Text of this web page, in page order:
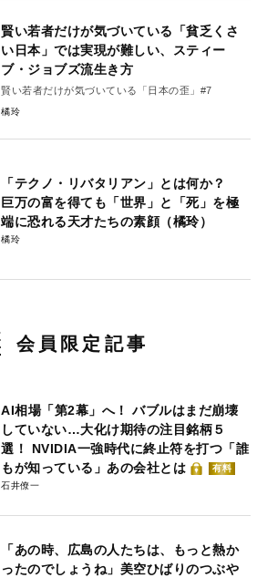
賢い若者だけが気づいている「貧乏くさ
い日本」では実現が難しい、スティー
ブ・ジョブズ流生き方
賢い若者だけが気づいている「日本の歪」#7
橘玲
「テクノ・リバタリアン」とは何か？
巨万の富を得ても「世界」と「死」を極
端に恐れる天才たちの素顔（橘玲）
橘玲
会員限定記事
AI相場「第2幕」へ！ バブルはまだ崩壊
していない…大化け期待の注目銘柄５
選！ NVIDIA一強時代に終止符を打つ「誰
もが知っている」あの会社とは
有料
石井僚一
「あの時、広島の人たちは、もっと熱か
ったのでしょうね」美空ひばりのつぶや